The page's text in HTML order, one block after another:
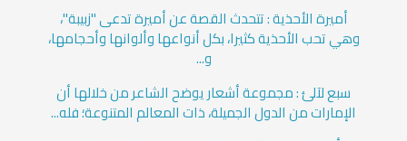
أميرة الأحذية : تتحدث القصة عن أميرة تدعى "زبيبة"،
وهي تحب الأحذية كثيرا، بكل أنواعها وألوانها وأحجامها،
و...
سبع لآلئ : مجموعة أشعار يوضح الشاعر من خلالها أن
الإمارات من الدول الجميلة، ذات المعالم المتنوعة؛ فله...